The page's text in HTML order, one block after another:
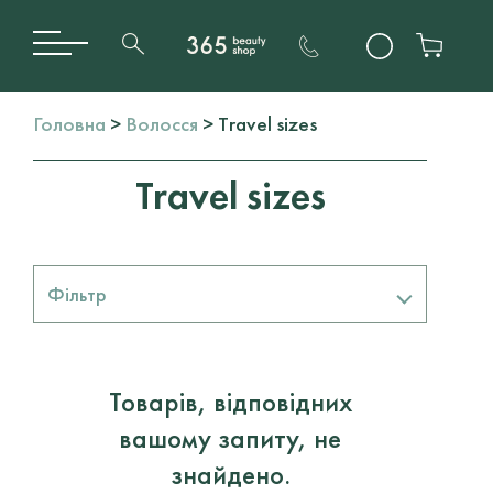
Головна > Волосся > Travel sizes
Travel sizes
Фільтр
Тип Волосся
Товарів, відповідних
вашому запиту, не
знайдено.